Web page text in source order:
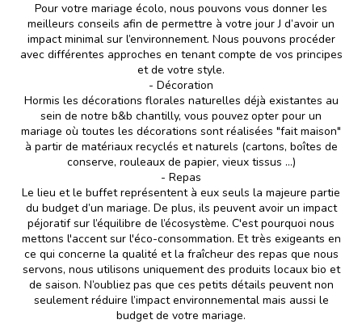
Pour votre mariage écolo, nous pouvons vous donner les
meilleurs conseils afin de permettre à votre jour J d’avoir un
impact minimal sur l’environnement. Nous pouvons procéder
avec différentes approches en tenant compte de vos principes
et de votre style.
- Décoration
Hormis les décorations florales naturelles déjà existantes au
sein de notre b&b chantilly, vous pouvez opter pour un
mariage où toutes les décorations sont réalisées "fait maison"
à partir de matériaux recyclés et naturels (cartons, boîtes de
conserve, rouleaux de papier, vieux tissus …)
- Repas
Le lieu et le buffet représentent à eux seuls la majeure partie
du budget d’un mariage. De plus, ils peuvent avoir un impact
péjoratif sur l’équilibre de l’écosystème. C'est pourquoi nous
mettons l'accent sur l'éco-consommation. Et très exigeants en
ce qui concerne la qualité et la fraîcheur des repas que nous
servons, nous utilisons uniquement des produits locaux bio et
de saison. N’oubliez pas que ces petits détails peuvent non
seulement réduire l’impact environnemental mais aussi le
budget de votre mariage.